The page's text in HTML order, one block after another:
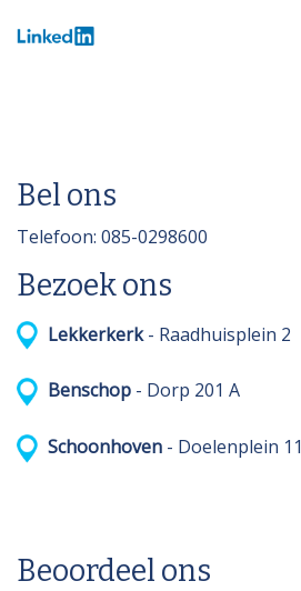
Bel ons
Telefoon: 085-0298600
Bezoek ons
Lekkerkerk- Raadhuisplein 2
Benschop - Dorp 201 A
Schoonhoven - Doelenplein 11
Beoordeel ons